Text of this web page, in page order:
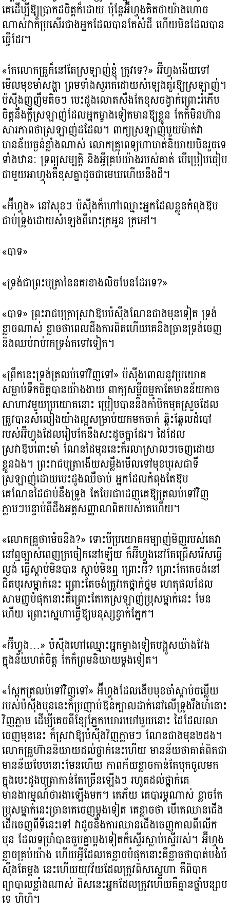
គេដើម្បីឱ្យប្រាកដចិត្តក៏ដោយ ប៉ុន្តែអ៊ីហ្វុងគិតថាយ៉ាងហោច
ណាស់វាក៏ប្រសើរជាងអ្នកដែលបានតែសំដី ហើយមិនដែលបាន
ធ្វើដែរ។
«តែលោកគ្រូក៏នៅតែស្រឡាញ់ខ្ញុំ ត្រូវទេ?​» អ៊ីហ្វុងងើយទៅ
មើលមុខមាំសង្ហា ព្រមទាំងសួរគេដោយសំឡេងគួរឱ្យស្រឡាញ់។
ប៉ស៊ីងញញឹមតិចៗ បេះដូងលោតសឹងតែខុសចង្វាក់ព្រោះរំភើប
ចិត្តនឹងក្ដីស្រឡាញ់ដែលអ្នកម្ខាងទៀតមានឱ្យខ្លួន តែក៏មិនហ៊ាន
សារភាពថាស្រឡាញ់ដដែល។ ពាក្យស្រឡាញ់មួយម៉ាត់វា
មានន័យធ្ងន់ខ្លាំងណាស់ លោកគ្រូពេទ្យហាមាត់និយាយមិនរួចទេ
ទាំងឋានៈ ទ្រព្យសម្បត្តិ និងអ្វីគ្រប់យ៉ាងរបស់គាត់ បើប្រៀបធៀប
ជាមួយអាហ្វុងគឺខុសគ្នាដូចជាមេឃហើយនឹងដី។
«អ៊ីហ្វុង» នៅសុខៗ ប៉ស៊ីងក៏ហៅឈ្មោះអ្នកដែលខ្លូនកំពុងឱប
ជាប់ទ្រូងដោយសំឡេងពីរោះក្រអួន ក្រអៅ។
«បាទ»
«ទ្រង់ជាព្រះបុត្រានៃនគរខាងលិចមែនដែរទេ?​»
«បាទ» ព្រះរាជបុត្រាស្រវាឱបប៉ស៊ីងណែនជាងមុនទៀត ទ្រង់
ខ្លាចណាស់ ខ្លាចថាពេលដឹងការពិតហើយគេនឹងច្រានទ្រង់ចេញ
និងឈប់រាប់រកទ្រង់តទៅទៀត។
«ព្រឹកនេះទ្រង់ត្រលប់ទៅវិញទៅ» ប៉ស៊ីងពោលនូវប្រយោគ
សម្លាប់ទឹកចិត្តបានយ៉ាងងាយ ពាក្យសម្ដីធម្មតាតែមានន័យកាច
សាហាវមួយប្រយោគនោះ ប្រៀបបាននឹងកាំបិតមុតស្រួចដែល
ត្រូវបានសំលៀងយ៉ាងល្អសម្រាប់យកមកចាក់ ឆ្កិះឆ្កែលដំបៅ
របស់អ៊ីហ្វុងដែលរៀបតែនឹងសះដូចគ្នាដែរ។ ដៃដែល
ស្រវាឱបពោះមាំ ណែនដៃមុននេះក៏រលាស្រាលៗចេញដោយ
ខ្លួនឯង។ ព្រះរាជបុត្រាងើយសម្លឹងមើលទៅមុខបុរសជាទី
ស្រឡាញ់ដោយបេះដូងឈឺចាប់ អ្នកដែលកំពុងតែឱប
គេណែនដៃជាប់នឹងទ្រូង តែបែរជាដេញគេឱ្យត្រលប់ទៅវិញ
ភ្លាមៗបន្ទាប់ពីដឹងអត្តសញ្ញាណពិតរបស់គេហើយ។
«លោកគ្រូថាម៉េចនឹង?​» ទោះបីប្រយោគអម្បាញ់មិញរបស់គេវា
នៅឮច្បាស់ពេញត្រចៀកនៅឡើយ ក៏អ៊ីហ្វុងនៅតែជ្រើសរើសធ្វើ
ល្ងង់ ធ្វើស្ដាប់មិនបាន ស្ដាប់មិនឮ ព្រោះអី? ព្រោះតែគេចង់នៅ
ជិតបុរសម្នាក់នេះ ព្រោះតែចង់ត្រូវគេថ្នាក់ថ្នម ហេតុផលដែល
សាមញ្ញបំផុតនោះគឺព្រោះតែគេស្រឡាញ់ប្រុសម្នាក់នេះ មែន
ហើយ ព្រោះស្នេហាធ្វើឱ្យមនុស្សខ្វាក់ភ្នែក។
«អ៊ីហ្វុង…» ប៉ស៊ីងហៅឈ្មោះអ្នកម្ខាងទៀតបង្អូសយ៉ាងវែង
ក្នុងន័យហត់ចិត្ត តែក៏ព្រមនិយាយម្ដងទៀត។
«ស្អែកត្រលប់ទៅវិញទៅ» អ៊ីហ្វុងដែលងើបមុខចាំស្ដាប់ចម្លើយ
របស់ប៉ស៊ីងមុននេះក៏ប្រញាប់ឱនក្បាលដាក់នៅលើទ្រូងរឹងមាំនោះ
វិញភ្លាម ដើម្បីគេចពីខ្សែភ្នែកឃោរឃៅមួយនោះ ដៃដែលរលា
ចេញមុននេះ ក៏ស្រវាឱ្យប៉ស៊ីងវិញភ្លាមៗ ណែនជាងមុន២ដង។
លោកគ្រូហ៊ាននិយាយដល់ថ្នាក់នេះហើយ មានន័យថាគាត់ពិតជា
មានន័យបែបនោះមែនហើយ ភាពភ័យខ្លាចកាន់តែបុកចូលមក
ក្នុងបេះដូងបុត្រាកាន់តែច្រើនឡើងៗ រហូតដល់ថ្នាក់គេ
មានងារម្មណ៍ថារងាឡើងមក។ គេភ័យ គេបារម្ភណាស់ ខ្លាចតែ
ប្រុសម្នាក់នេះច្រានគេចេញម្ដងទៀត គេខ្លាចថា បើគេឈានជើង
ដើរចេញពីទីនេះទៅ វាដូចនឹងការឈានជើងចេញកាលពីលើក
មុន ដែលទម្រាំបានចួបគ្នាម្ដងទៀតក៏ស្ទើរស្លាប់ស្ទើររស់។ អ៊ីហ្វុង
ខ្លាចគ្រប់យ៉ាង ហើយអ្វីដែលគេខ្លាចបំផុតនោះគឺខ្លាចថាបាត់បង់ប៉
ស៊ីងតែម្ដង នេះហើយយុវវ័យដែលត្រូវពិសស្នេហា គឺពិបាក
ព្យាបាលខ្លាំងណាស់ ពិសនេះអ្នកដែលត្រូវហើយគឺគ្មានថ្នាំបន្សាប
ទេ ហិហិ។